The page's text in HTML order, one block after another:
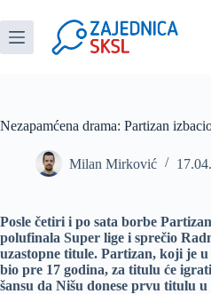
Nezapamćena drama: Partizan
Milan Mirković
Posle četiri i po sata borbe
polufinala Super lige i sprečio
uzastopne titule. Partizan, koji je
bio pre 17 godina, za titulu će
šansu da Nišu donese prvu titulu